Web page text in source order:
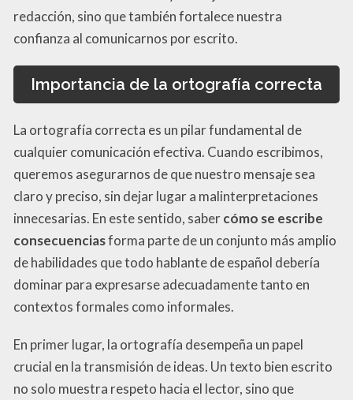
redacción, sino que también fortalece nuestra
confianza al comunicarnos por escrito.
Importancia de la ortografía correcta
La ortografía correcta es un pilar fundamental de
cualquier comunicación efectiva. Cuando escribimos,
queremos asegurarnos de que nuestro mensaje sea
claro y preciso, sin dejar lugar a malinterpretaciones
innecesarias. En este sentido, sabercómo se escribe
consecuenciasforma parte de un conjunto más amplio
de habilidades que todo hablante de español debería
dominar para expresarse adecuadamente tanto en
contextos formales como informales.
En primer lugar, la ortografía desempeña un papel
crucial en la transmisión de ideas. Un texto bien escrito
no solo muestra respeto hacia el lector, sino que